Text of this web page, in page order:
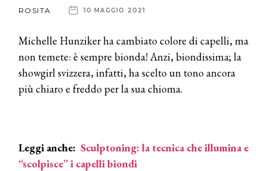
ROSITA 10 MAGGIO 2021
Michelle Hunziker ha cambiato colore di capelli, ma
non temete: è sempre bionda! Anzi, biondissima; la
showgirl svizzera, infatti, ha scelto un tono ancora
più chiaro e freddo per la sua chioma.
Leggi anche: Sculptoning: la tecnica che illumina e
“scolpisce” i capelli biondi